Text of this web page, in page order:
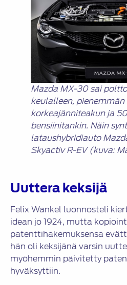
Mazda MX-30 sai
keulalleen, pienemmän
korkeajänniteakun ja
bensiinitankin. Näin
lataushybridiauto
Skyactiv R-EV (kuva:
Uuttera keksijä
Felix Wankel luonnosteli
idean jo 1924, mutta
patenttihakemuksensa
hän oli keksijänä varsin
myöhemmin päivitetty
hyväksyttiin.